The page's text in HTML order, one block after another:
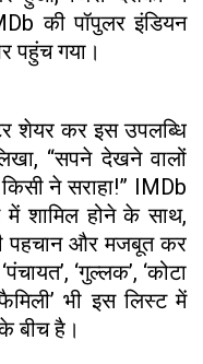
की पॉपुलर इंडियन
पहुंच गया।
शेयर कर इस उपलब्धि
“सपने देखने वालों
ने सराहा!” IMDb
में शामिल होने के साथ,
पहचान और मजबूत कर
‘गुल्लक’, ‘कोटा
भी इस लिस्ट में
बीच है।